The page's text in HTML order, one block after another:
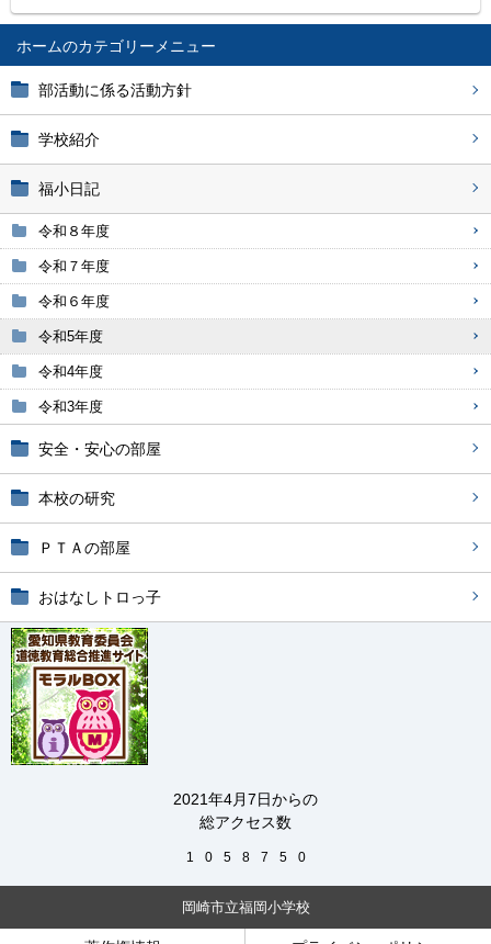
ホーム
部活動に係る活動方針
学校紹介
福小日記
令和８年度
令和７年度
令和６年度
令和5年度
令和4年度
令和3年度
安全・安心の部屋
本校の研究
ＰＴＡの部屋
おはなしトロっ子
2021年4月7日からの
総アクセス数
1 0 5 8 7 5 0
岡崎市立福岡小学校